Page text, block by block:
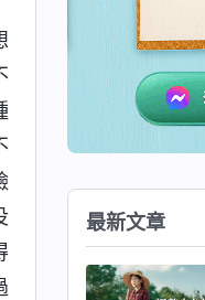
最新文章